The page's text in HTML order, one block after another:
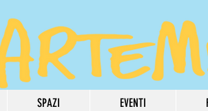
SPAZI EVENTI